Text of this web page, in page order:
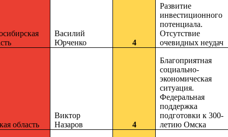
Василий
Юрченко
4
Развитие
инвестиционного
потенциала.
Отсутствие
очевидных неудач
область
Виктор
Назаров
4
Благоприятная
социально-
экономическая
ситуация.
Федеральная
поддержка
подготовки к 300-
летию Омска